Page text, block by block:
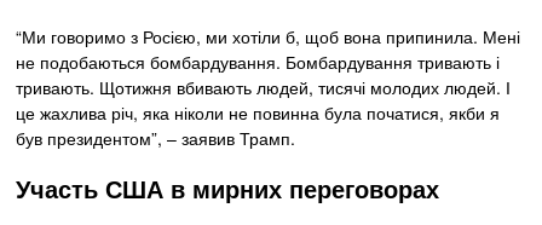
“Ми говоримо з Росією, ми хотіли б, щоб вона припинила. Мені
не подобаються бомбардування. Бомбардування тривають і
тривають. Щотижня вбивають людей, тисячі молодих людей. І
це жахлива річ, яка ніколи не повинна була початися, якби я
був президентом”, – заявив Трамп.
Участь США в мирних переговорах